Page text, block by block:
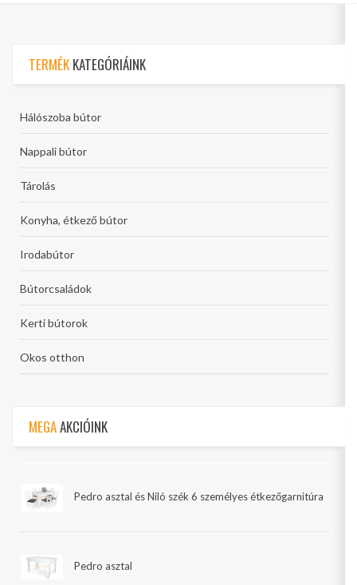
TERMÉK KATEGÓRIÁINK
Hálószoba bútor
Nappali bútor
Tárolás
Konyha, étkező bútor
Irodabútor
Bútorcsaládok
Kerti bútorok
Okos otthon
MEGAAKCIÓINK
Pedro asztal és Niló szék 6 személyes étkezőgarnitúra
Pedro asztal